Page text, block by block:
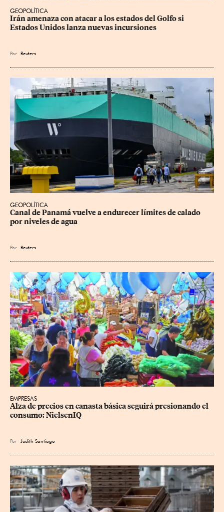
GEOPOLÍTICA
Irán amenaza con atacar a los estados del Golfo si
Estados Unidos lanza nuevas incursiones
Por Reuters
GEOPOLÍTICA
Canal de Panamá vuelve a endurecer límites de calado
por niveles de agua
Por Reuters
EMPRESAS
Alza de precios en canasta básica seguirá presionando el
consumo: NielsenIQ
Por Judith Santiago